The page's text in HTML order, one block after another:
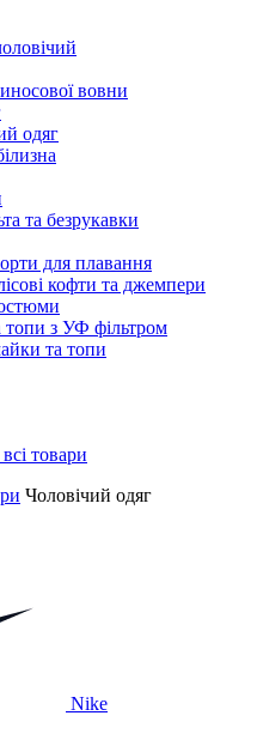
вовни
одяг
та безрукавки
для плавання
кофти та джемпери
топи з УФ фільтром
та топи
Чоловічий одяг
Nike